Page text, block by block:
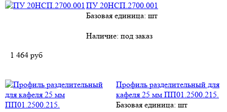
ПУ 20НСП.2700.001
Базовая единица: шт
Наличие: под заказ
1 464 руб
Профиль разделительный для
кафеля 25 мм ПП01.2500.215.
Базовая единица: шт